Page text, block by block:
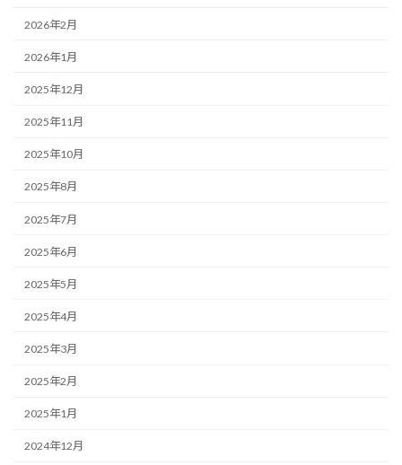
2026年2月
2026年1月
2025年12月
2025年11月
2025年10月
2025年8月
2025年7月
2025年6月
2025年5月
2025年4月
2025年3月
2025年2月
2025年1月
2024年12月